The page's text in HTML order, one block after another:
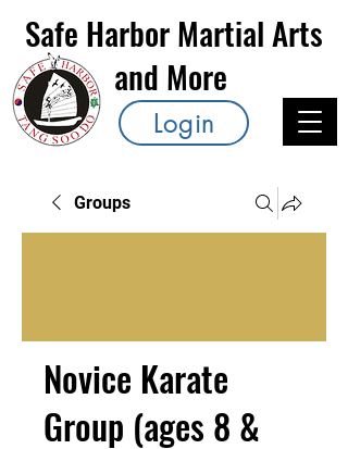
Safe Harbor Martial Arts
and More
Login
Groups
Novice Karate
Group (ages 8 &